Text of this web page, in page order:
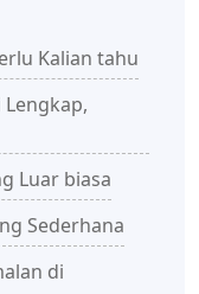
Kalian tahu
Lengkap,
Luar biasa
Sederhana
di